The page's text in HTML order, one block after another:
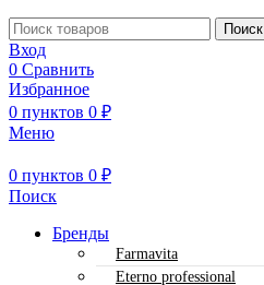
Поиск
Вход
0 Сравнить
Избранное
0 пунктов 0 ₽
Меню
0 пунктов 0 ₽
Поиск
Бренды
Farmavita
Eterno professional